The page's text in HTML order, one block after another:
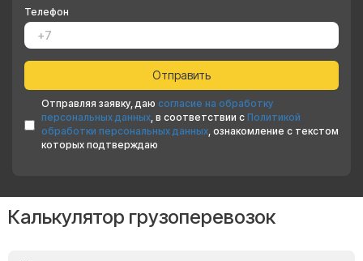
Телефон
Отправляя заявку, даю согласие на обработку
персональных данных, в соответствии с Политикой
обработки персональных данных, ознакомление с текстом
которых подтверждаю
Калькулятор грузоперевозок